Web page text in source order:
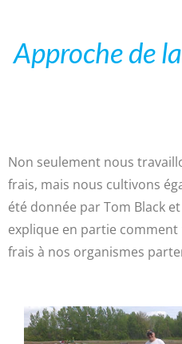
Approche de
Non seulement nous
frais, mais nous cultivons
été donnée par Tom Black
explique en partie
frais à nos organismes